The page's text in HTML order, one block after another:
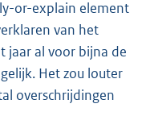
or-explain element
van het
jaar al voor bijna de
Het zou louter
overschrijdingen